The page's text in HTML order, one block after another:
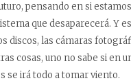
pensando en si
que desaparecerá. Y
discos, las cámaras
cosas, uno no sabe si en
se irá todo a tomar viento.